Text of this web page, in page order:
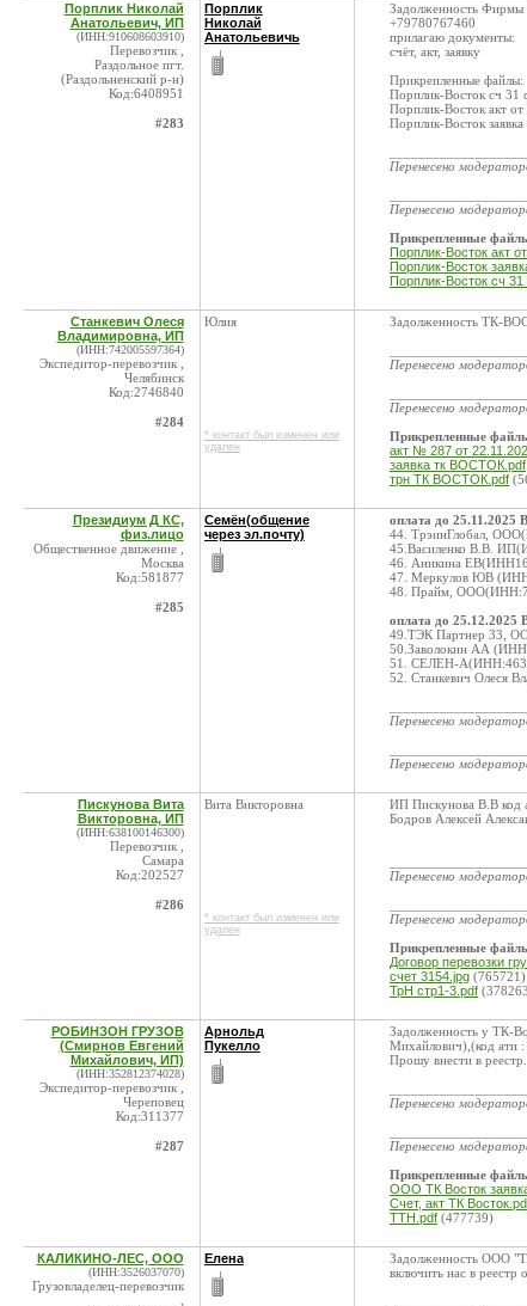
Порплик Николай
Анатольевич, ИП
(ИНН:910608603910)
Перевозчик ,
Раздольное пгт.
(Раздольненский р-н)
Код:6408951
#283
Порплик
Николай
Анатольевичь
Задолженность
+79780767460
прилагаю документы:
счёт, акт, заявку
Прикрепленные файлы:
Порплик-Восток сч 31
Порплик-Восток акт
Порплик-Восток
Перенесено
Перенесено
Прикрепленные
Порплик-Восток акт
Порплик-Восток
Порплик-Восток сч 31
Станкевич Олеся
Владимировна, ИП
(ИНН:742005597364)
Экспедитор-перевозчик ,
Челябинск
Код:2746840
#284
Юлия
* контакт был изменен или
удален
Задолженность ТК-
Перенесено
Перенесено
Прикрепленные
акт № 287 от
заявка тк ВОСТОК.pdf
трн ТК ВОСТОК.pdf
Президиум Д КС,
физ.лицо
Общественное движение ,
Москва
Код:581877
#285
Семён(общение
через эл.почту)
оплата до 25.11.2025
44. ТрэинГлобал,
45.Василенко В.В.
46. Аникина
47. Меркулов ЮВ (ИНН
48. Прайм,
оплата до 25.12.2025
49.ТЭК Партнер 33,
50.Заволокин АА
51. СЕЛЕН-
52. Станкевич Олеся
Перенесено
Перенесено
Пискунова Вита
Викторовна, ИП
(ИНН:638100146300)
Перевозчик ,
Самара
Код:202527
#286
Вита Викторовна
* контакт был изменен или
удален
ИП Пискунова В.В код
Бодров Алексей
Перенесено
Перенесено
Прикрепленные
Договор перевозки
счет 3154.jpg (765721)
ТрН стр1-3.pdf
РОБИНЗОН ГРУЗОВ
(Смирнов Евгений
Михайлович, ИП)
(ИНН:352812374028)
Экспедитор-перевозчик ,
Череповец
Код:311377
#287
Арнольд
Пукелло
Задолженность у ТК-
Михайлович),(код ати :
Прошу внести в реестр.
Перенесено
Перенесено
Прикрепленные
ООО ТК Восток
Счет, акт ТК
ТТН.pdf (477739)
КАЛИКИНО-ЛЕС, ООО
(ИНН:3526037070)
Грузовладелец-перевозчик
Елена
Задолженность ООО
включить нас в реестр